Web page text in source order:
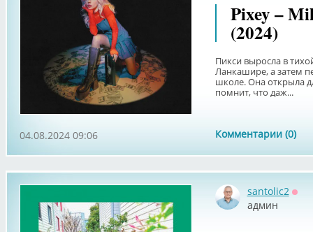
Pixey –
(2024)
Пикси выросла в
Ланкашире, а затем
школе. Она открыла
помнит, что даж...
Комментарии (0)
04.08.2024 09:06
santolic2
админ